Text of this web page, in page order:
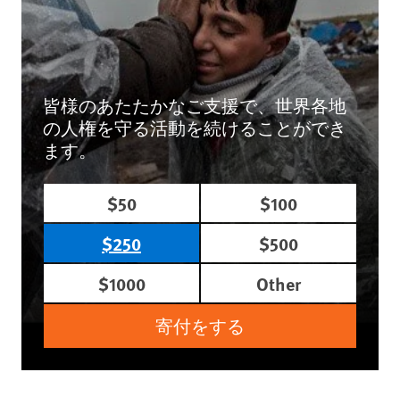
皆様のあたたかなご支援で、世界各地
の人権を守る活動を続けることができ
ます。
$50
$100
$250
$500
$1000
Other
寄付をする